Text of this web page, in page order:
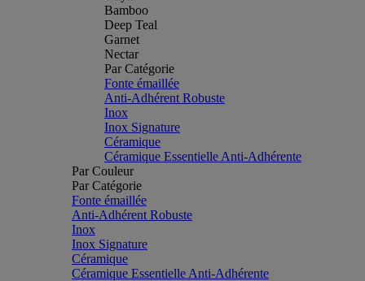
Bamboo
Deep Teal
Garnet
Nectar
Par Catégorie
Fonte émaillée
Anti-Adhérent Robuste
Inox
Inox Signature
Céramique
Céramique Essentielle Anti-Adhérente
Par Couleur
Par Catégorie
Fonte émaillée
Anti-Adhérent Robuste
Inox
Inox Signature
Céramique
Céramique Essentielle Anti-Adhérente